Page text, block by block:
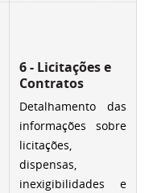
6 - Licitações e
Contratos
Detalhamento das
informações sobre
licitações,
dispensas,
inexigibilidades e